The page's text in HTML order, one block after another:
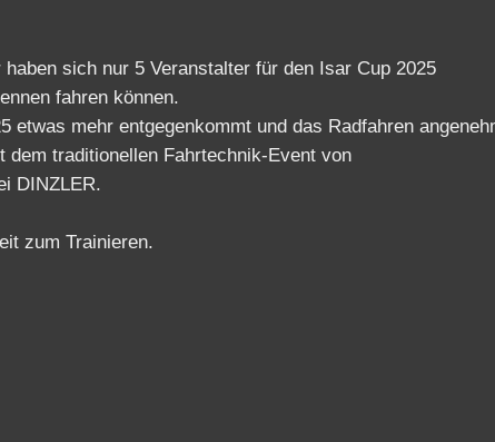
fahren können.
mehr entgegenkommt und das Radfahren
traditionellen Fahrtechnik-Event von
DINZLER.
zum Trainieren.